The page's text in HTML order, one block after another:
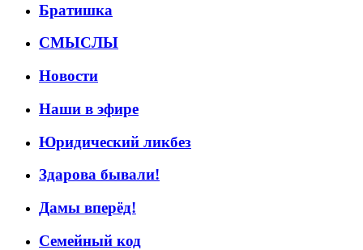
Братишка
СМЫСЛЫ
Новости
Наши в эфире
Юридический ликбез
Здарова бывали!
Дамы вперёд!
Семейный код